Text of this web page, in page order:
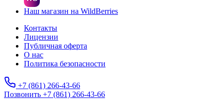
Наш магазин на WildBerries
Контакты
Лицензии
Публичная оферта
О нас
Политика безопасности
+7 (861) 266-43-66
Позвонить +7 (861) 266-43-66